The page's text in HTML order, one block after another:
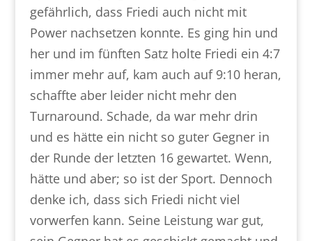
gefährlich, dass Friedi auch nicht mit
Power nachsetzen konnte. Es ging hin und
her und im fünften Satz holte Friedi ein 4:7
immer mehr auf, kam auch auf 9:10 heran,
schaffte aber leider nicht mehr den
Turnaround. Schade, da war mehr drin
und es hätte ein nicht so guter Gegner in
der Runde der letzten 16 gewartet. Wenn,
hätte und aber; so ist der Sport. Dennoch
denke ich, dass sich Friedi nicht viel
vorwerfen kann. Seine Leistung war gut,